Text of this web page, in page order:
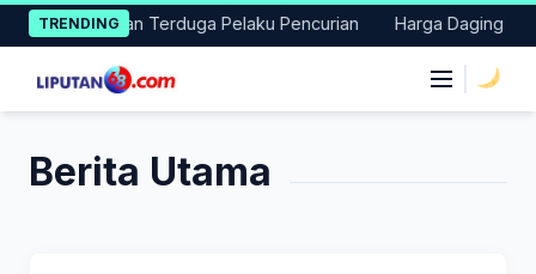
Skip
to
content
TRENDING
Amankan Terduga Pelaku Pencurian Harga Daging Sapi
Berita Utama